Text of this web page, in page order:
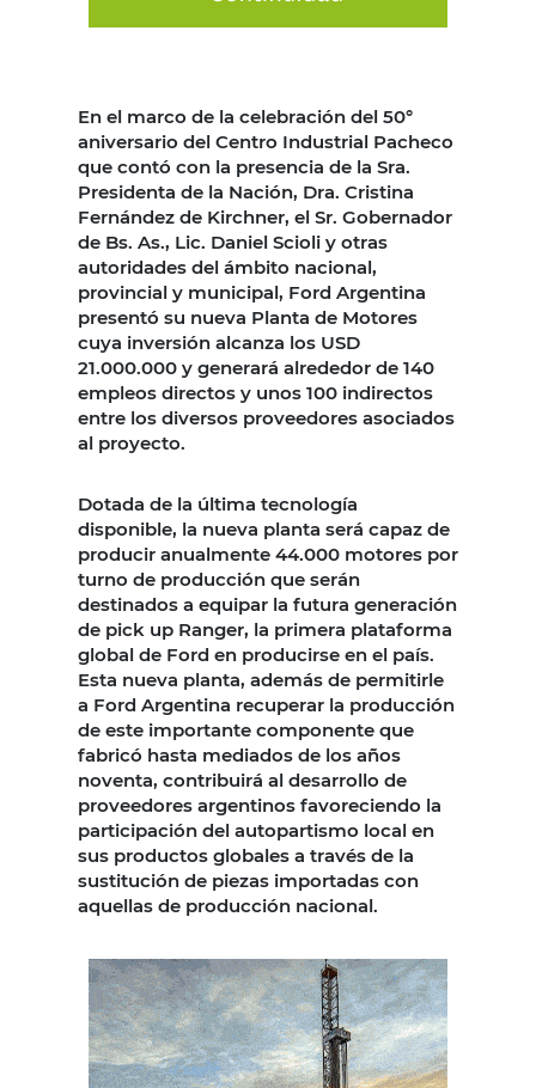
En el marco de la celebración del 50°
aniversario del Centro Industrial Pacheco
que contó con la presencia de la Sra.
Presidenta de la Nación, Dra. Cristina
Fernández de Kirchner, el Sr. Gobernador
de Bs. As., Lic. Daniel Scioli y otras
autoridades del ámbito nacional,
provincial y municipal, Ford Argentina
presentó su nueva Planta de Motores
cuya inversión alcanza los USD
21.000.000 y generará alrededor de 140
empleos directos y unos 100 indirectos
entre los diversos proveedores asociados
al proyecto.
Dotada de la última tecnología
disponible, la nueva planta será capaz de
producir anualmente 44.000 motores por
turno de producción que serán
destinados a equipar la futura generación
de pick up Ranger, la primera plataforma
global de Ford en producirse en el país.
Esta nueva planta, además de permitirle
a Ford Argentina recuperar la producción
de este importante componente que
fabricó hasta mediados de los años
noventa, contribuirá al desarrollo de
proveedores argentinos favoreciendo la
participación del autopartismo local en
sus productos globales a través de la
sustitución de piezas importadas con
aquellas de producción nacional.